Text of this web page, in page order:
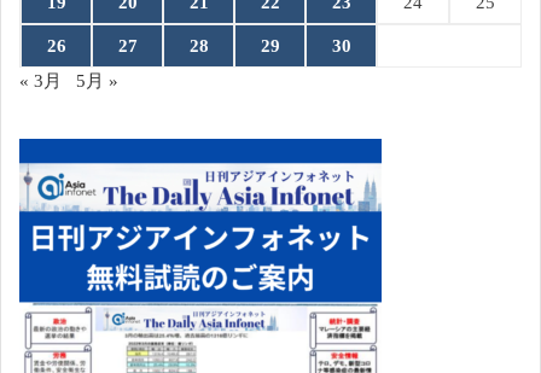
26 27 28 29
30
« 3月
5月 »